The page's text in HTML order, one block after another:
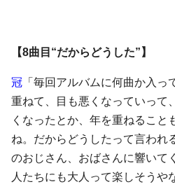
【8曲目“だからどうした”】
冠 「毎回アルバムに何曲か入
重ねて、目も悪くなっていって
くなったとか、年を重ねること
ね。だからどうしたって言われ
のおじさん、おばさんに響いて
人たちにも大人って楽しそうや